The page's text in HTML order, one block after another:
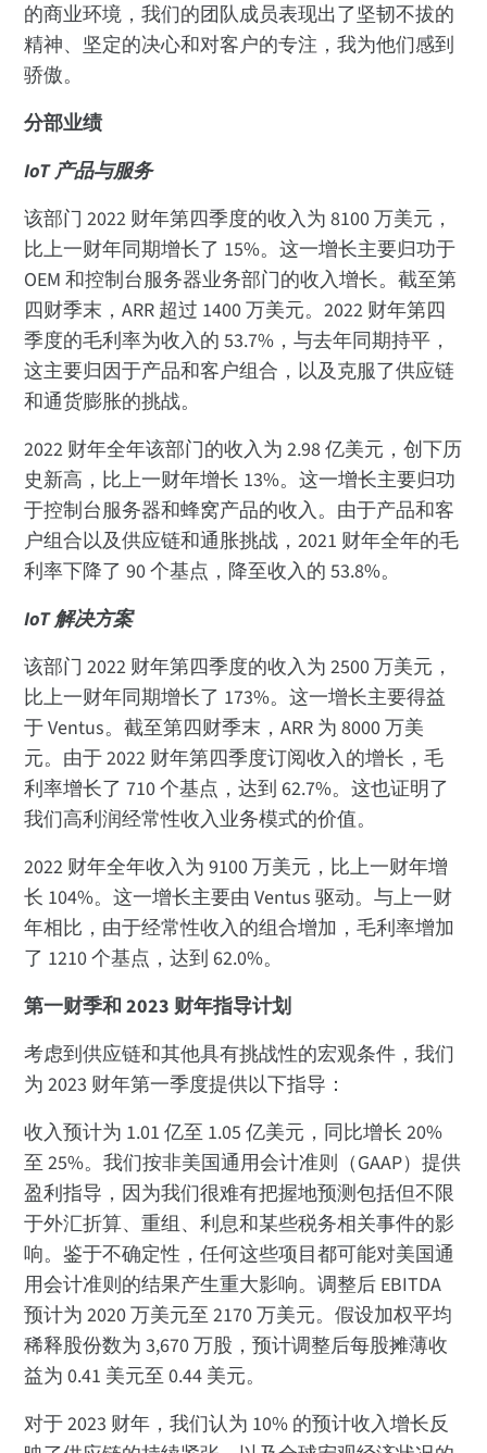
的商业环境，我们的团队成员表现出了坚韧不拔的
精神、坚定的决心和对客户的专注，我为他们感到
骄傲。
分部业绩
IoT 产品与服务
该部门 2022 财年第四季度的收入为 8100 万美元，
比上一财年同期增长了 15%。这一增长主要归功于
OEM 和控制台服务器业务部门的收入增长。截至第
四财季末，ARR 超过 1400 万美元。2022 财年第四
季度的毛利率为收入的 53.7%，与去年同期持平，
这主要归因于产品和客户组合，以及克服了供应链
和通货膨胀的挑战。
2022 财年全年该部门的收入为 2.98 亿美元，创下历
史新高，比上一财年增长 13%。这一增长主要归功
于控制台服务器和蜂窝产品的收入。由于产品和客
户组合以及供应链和通胀挑战，2021 财年全年的毛
利率下降了 90 个基点，降至收入的 53.8%。
IoT 解决方案
该部门 2022 财年第四季度的收入为 2500 万美元，
比上一财年同期增长了 173%。这一增长主要得益
于 Ventus。截至第四财季末，ARR 为 8000 万美
元。由于 2022 财年第四季度订阅收入的增长，毛
利率增长了 710 个基点，达到 62.7%。这也证明了
我们高利润经常性收入业务模式的价值。
2022 财年全年收入为 9100 万美元，比上一财年增
长 104%。这一增长主要由 Ventus 驱动。与上一财
年相比，由于经常性收入的组合增加，毛利率增加
了 1210 个基点，达到 62.0%。
第一财季和 2023 财年指导计划
考虑到供应链和其他具有挑战性的宏观条件，我们
为 2023 财年第一季度提供以下指导：
收入预计为 1.01 亿至 1.05 亿美元，同比增长 20%
至 25%。我们按非美国通用会计准则（GAAP）提供
盈利指导，因为我们很难有把握地预测包括但不限
于外汇折算、重组、利息和某些税务相关事件的影
响。鉴于不确定性，任何这些项目都可能对美国通
用会计准则的结果产生重大影响。调整后 EBITDA
预计为 2020 万美元至 2170 万美元。假设加权平均
稀释股份数为 3,670 万股，预计调整后每股摊薄收
益为 0.41 美元至 0.44 美元。
对于 2023 财年，我们认为 10% 的预计收入增长反